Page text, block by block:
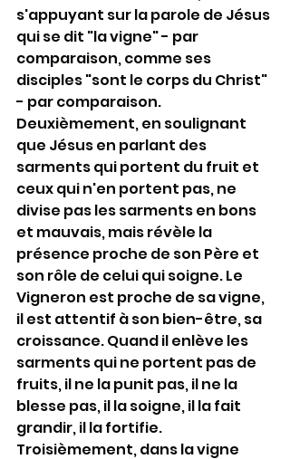
s'appuyant sur la parole de Jésus
qui se dit "la vigne" - par
comparaison, comme ses
disciples "sont le corps du Christ"
- par comparaison.
Deuxièmement, en soulignant
que Jésus en parlant des
sarments qui portent du fruit et
ceux qui n'en portent pas, ne
divise pas les sarments en bons
et mauvais, mais révèle la
présence proche de son Père et
son rôle de celui qui soigne. Le
Vigneron est proche de sa vigne,
il est attentif à son bien-être, sa
croissance. Quand il enlève les
sarments qui ne portent pas de
fruits, il ne la punit pas, il ne la
blesse pas, il la soigne, il la fait
grandir, il la fortifie.
Troisièmement, dans la vigne